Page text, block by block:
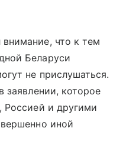
что к тем
Беларуси
не прислушаться.
заявлении, которое
Россией и другими
иной